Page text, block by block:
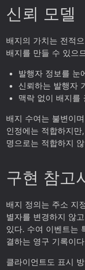
신뢰 모델
배지의 가치는 전적
배지를 만들 수 있으
발행자 정보를 눈
신뢰하는 발행자
맥락 없이 배지를
배지 수여는 불변이
인정에는 적합하지
명으로는 적합하지
구현 참고
배지 정의는 주소 지
별자를 변경하지 않
있다. 수여 이벤트는
결하는 영구 기록이
클라이언트도 표시